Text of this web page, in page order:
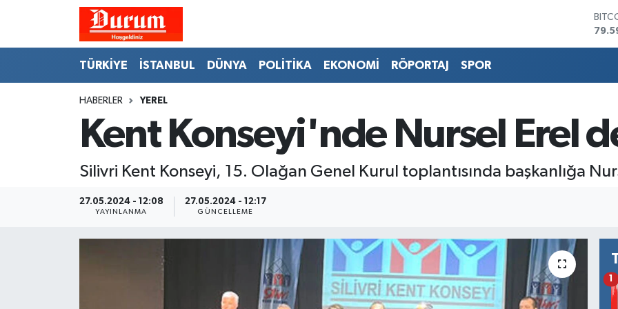
TÜRKİYE İSTANBUL DÜNYA POLİTİKA EKONOMİ RÖPORTAJ SPOR
HABERLER YEREL
Kent Konseyi'nde Nursel Erel
Silivri Kent Konseyi, 15. Olağan Genel Kurul toplantısında başkanlığa
27.05.2024 - 12:08
YAYINLANMA
27.05.2024 - 12:17
GÜNCELLEME
1
Namaz Vakitleri